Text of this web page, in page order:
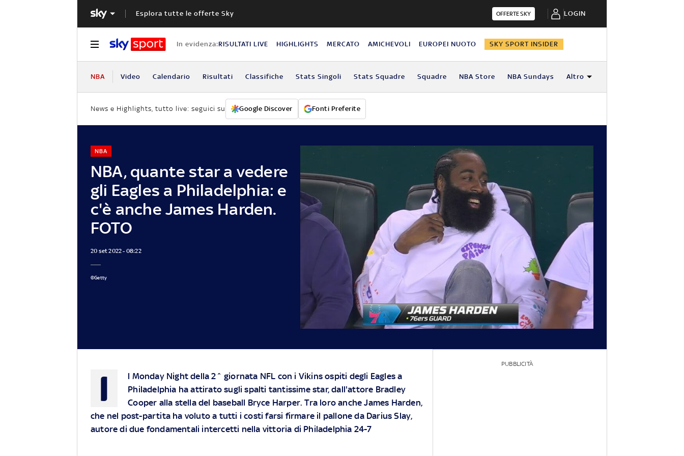
Esplora tutte le offerte Sky OFFERTE SKY LOGIN
In evidenza:RISULTATI LIVE HIGHLIGHTS MERCATO AMICHEVOLI EUROPEI NUOTO SKY SPORT INSIDER
NBA Video Calendario Risultati Classifiche Stats Singoli Stats Squadre Squadre NBA Store NBA Sundays Altro
News e Highlights, tutto live: seguici su Google Discover Fonti Preferite
NBA, quante star a vedere
gli Eagles a Philadelphia: e
c'è anche James Harden.
FOTO
NBA
20 set 2022 - 08:22
©Getty
I
l Monday Night della 2^ giornata NFL con i Vikins ospiti degli Eagles a
Philadelphia ha attirato sugli spalti tantissime star, dall'attore Bradley
Cooper alla stella del baseball Bryce Harper. Tra loro anche James Harden,
che nel post-partita ha voluto a tutti i costi farsi firmare il pallone da Darius Slay,
autore di due fondamentali intercetti nella vittoria di Philadelphia 24-7
PUBBLICITÀ